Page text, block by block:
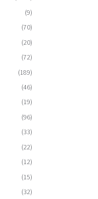
(9)
(70)
(20)
(72)
(189)
(46)
(19)
(96)
(33)
(22)
(12)
(15)
(32)